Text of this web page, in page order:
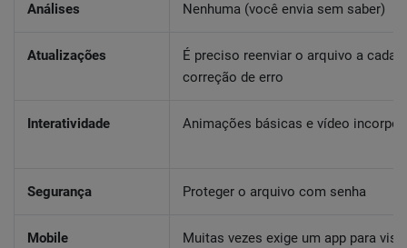
Análises Nenhuma (você envia sem saber)
Atualizações
É preciso reenviar o arquivo a cada
correção de erro
Interatividade Animações básicas e vídeo
Segurança Proteger o arquivo com senha
Mobile
Muitas vezes exige um app para